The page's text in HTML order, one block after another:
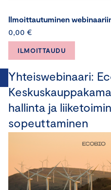
Ilmoittautuminen
0,00 €
ILMOITTAUDU
Yhteiswebinaari:
hallinta ja
sopeuttaminen